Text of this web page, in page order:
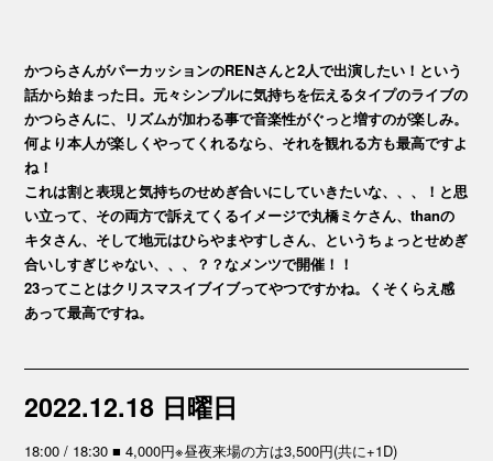
かつらさんがパーカッションのRENさんと2人で出演したい！という
話から始まった日。元々シンプルに気持ちを伝えるタイプのライブの
かつらさんに、リズムが加わる事で音楽性がぐっと増すのが楽しみ。
何より本人が楽しくやってくれるなら、それを観れる方も最高ですよ
ね！
これは割と表現と気持ちのせめぎ合いにしていきたいな、、、！と思
い立って、その両方で訴えてくるイメージで丸橋ミケさん、thanの
キタさん、そして地元はひらやまやすしさん、というちょっとせめぎ
合いしすぎじゃない、、、？？なメンツで開催！！
23ってことはクリスマスイブイブってやつですかね。くそくらえ感
あって最高ですね。
2022.12.18 日曜日
18:00 / 18:30 ■ 4,000円※昼夜来場の方は3,500円(共に+1D)